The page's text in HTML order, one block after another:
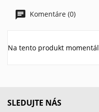
Komentáre (0)
Na tento produkt
SLEDUJTE NÁS